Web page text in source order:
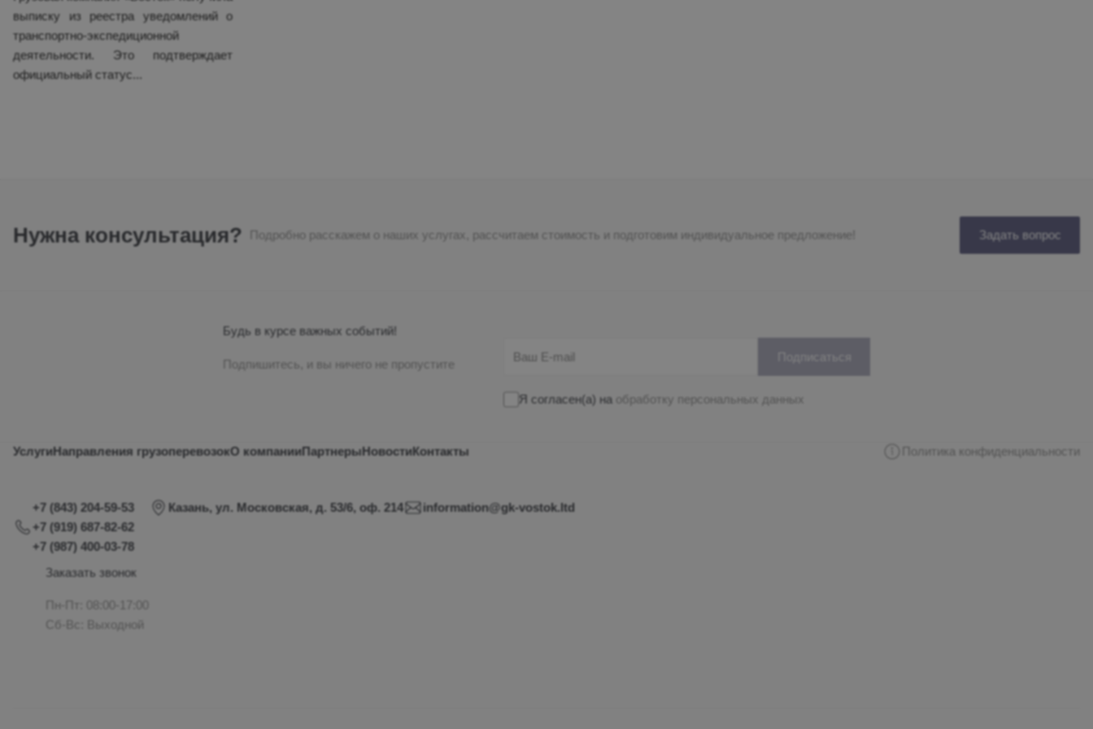
Корея
Лаос
Малайзия
Турция
выписку из реестра уведомлений о
транспортно-экспедиционной
деятельности. Это подтверждает
официальный статус...
Нужна консультация? Подробно расскажем о наших услугах, рассчитаем стоимость и подготовим индивидуальное предложение! Задать вопрос
Будь в курсе важных событий!
Подпишитесь, и вы ничего не пропустите
Я согласен(а) на обработку персональных данных
УслугиНаправления грузоперевозокО компанииПартнерыНовостиКонтакты
+7 (843) 204-59-53
+7 (919) 687-82-62
+7 (987) 400-03-78
Заказать звонок
Пн-Пт: 08:00-17:00
Сб-Вс: Выходной
Казань, ул. Московская, д. 53/6, оф. 214 information@gk-vostok.ltd
Политика конфиденциальности